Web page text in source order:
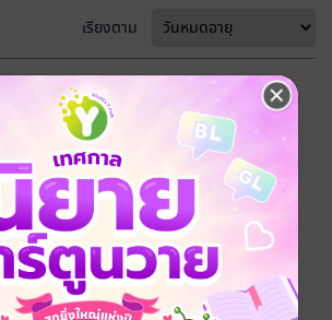
เรียงตาม
อภัยด้วยนะคะ
ข้อมูลในหัวข้อที่คุณกำลังชมค่ะ